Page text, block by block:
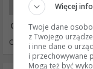
AGD Ekspresy do
29 Sie 2022 19:45
Odpowiedzi: 4
Więcej
Twoje dane
z Twojego
i inne dane o
i przechowywane
Mogą też być